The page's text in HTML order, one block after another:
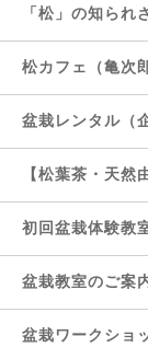
「松」の知ら
松カフェ（亀次
盆栽レンタル（
【松葉茶・天然
初回盆栽体験教
盆栽教室のご案
盆栽ワークショ